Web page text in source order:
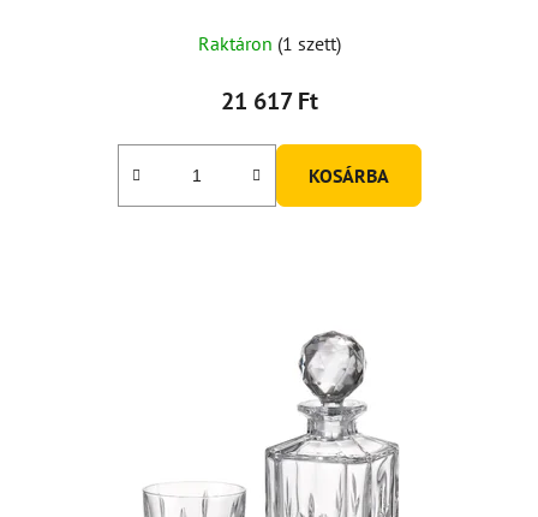
Raktáron (1 szett)
21 617 Ft
KOSÁRBA